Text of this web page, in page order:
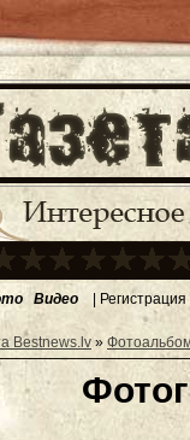
Видео | Регистрация
Bestnews.lv»